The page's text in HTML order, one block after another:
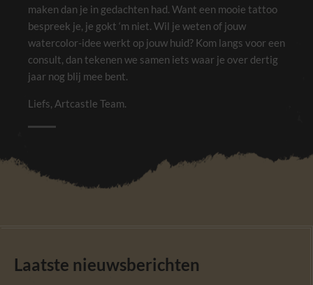
maken dan je in gedachten had. Want een mooie tattoo
bespreek je, je gokt ‘m niet. Wil je weten of jouw
watercolor-idee werkt op jouw huid? Kom langs voor een
consult, dan tekenen we samen iets waar je over dertig
jaar nog blij mee bent.
Liefs, Artcastle Team.
Laatste nieuwsberichten